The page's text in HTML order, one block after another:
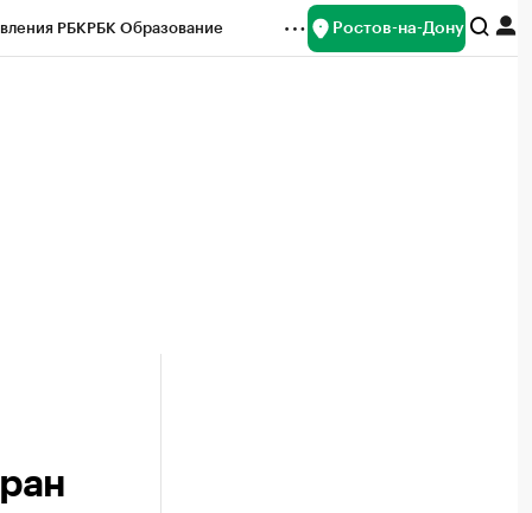
РБКРБК Образование Ростов-на-Дону